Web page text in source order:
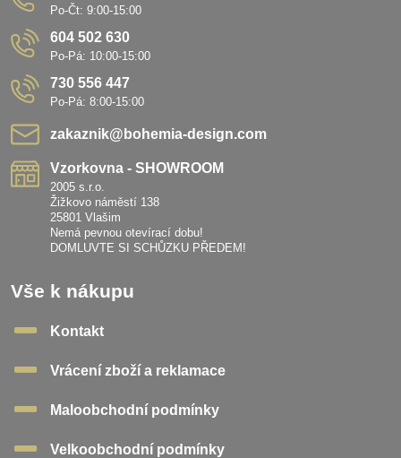
Po-Čt: 9:00-15:00
604 502 630
Po-Pá: 10:00-15:00
730 556 447
Po-Pá: 8:00-15:00
zakaznik​@bohemia-design​.com
Vzorkovna - SHOWROOM
2005 s.r.o.
Žižkovo náměstí 138
25801 Vlašim
Nemá pevnou otevírací dobu!
DOMLUVTE SI SCHŮZKU PŘEDEM!
Vše k nákupu
Kontakt
Vrácení zboží a reklamace
Maloobchodní podmínky
Velkoobchodní podmínky